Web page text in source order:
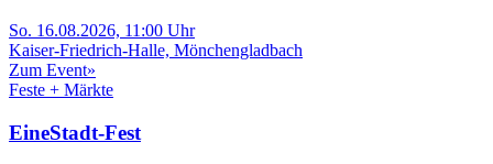
So. 16.08.2026, 11:00 Uhr
Kaiser-Friedrich-Halle, Mönchengladbach
Zum Event»
Feste + Märkte
EineStadt-Fest